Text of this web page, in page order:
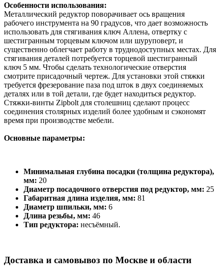
Особенности использования:
Металлический редуктор поворачивает ось вращения
рабочего инструмента на 90 градусов, что дает возможность
использовать для стягивания ключ Аллена, отвертку с
шестигранным торцевым ключом или шуруповерт, и
существенно облегчает работу в труднодоступных местах. Для
стягивания деталей потребуется торцевой шестигранный
ключ 5 мм. Чтобы сделать технологические отверстия
смотрите присадочный чертеж. Для установки этой стяжки
требуется фрезерование паза под шток в двух соединяемых
деталях или в той детали, где будет находиться редуктор.
Стяжки-винты Zipbolt для столешниц сделают процесс
соединения столярных изделий более удобным и сэкономят
время при производстве мебели.
Основные параметры:
Минимальная глубина посадки (толщина редуктора),
мм: 20
Диаметр посадочного отверстия под редуктор, мм: 25
Габаритная длина изделия, мм: 81
Диаметр шпильки, мм: 6
Длина резьбы, мм: 46
Тип редуктора: несъёмный.
Доставка и самовывоз по Москве и области